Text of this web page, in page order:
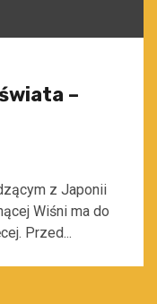
–
z Japonii
Wiśni ma do
Przed...